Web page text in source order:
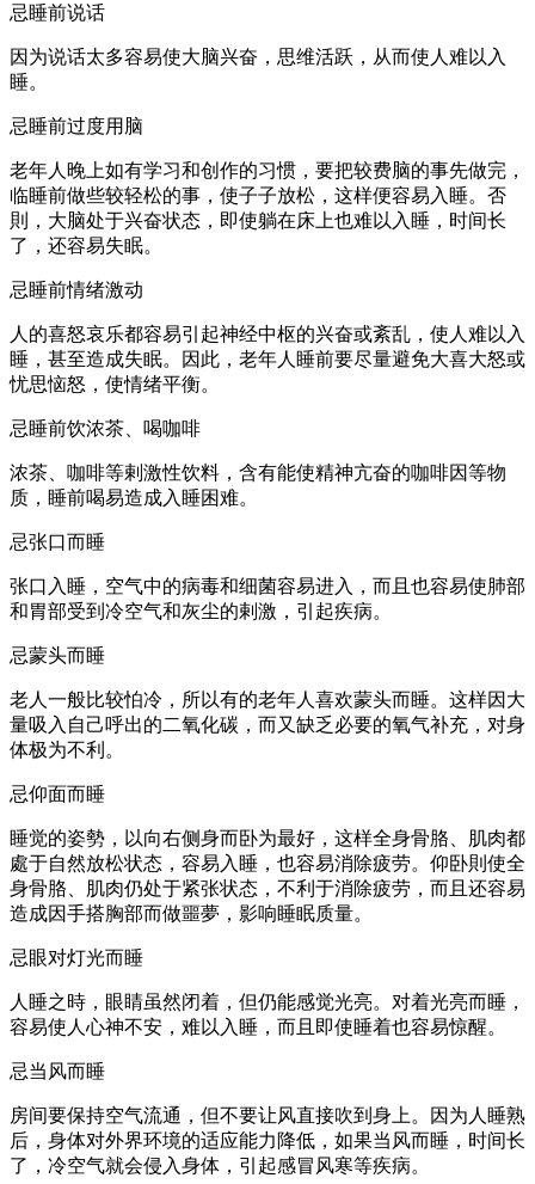
忌睡前说话
因为说话太多容易使大脑兴奋，思维活跃，从而使人难以入
睡。
忌睡前过度用脑
老年人晚上如有学习和创作的习惯，要把较费脑的事先做完，
临睡前做些较轻松的事，使子子放松，这样便容易入睡。否
則，大脑处于兴奋状态，即使躺在床上也难以入睡，时间长
了，还容易失眠。
忌睡前情绪激动
人的喜怒哀乐都容易引起神经中枢的兴奋或紊乱，使人难以入
睡，甚至造成失眠。因此，老年人睡前要尽量避免大喜大怒或
忧思恼怒，使情绪平衡。
忌睡前饮浓茶、喝咖啡
浓茶、咖啡等剌激性饮料，含有能使精神亢奋的咖啡因等物
质，睡前喝易造成入睡困难。
忌张口而睡
张口入睡，空气中的病毒和细菌容易进入，而且也容易使肺部
和胃部受到冷空气和灰尘的剌激，引起疾病。
忌蒙头而睡
老人一般比较怕冷，所以有的老年人喜欢蒙头而睡。这样因大
量吸入自己呼出的二氧化碳，而又缺乏必要的氧气补充，对身
体极为不利。
忌仰面而睡
睡觉的姿勢，以向右侧身而卧为最好，这样全身骨胳、肌肉都
處于自然放松状态，容易入睡，也容易消除疲劳。仰卧則使全
身骨胳、肌肉仍处于紧张状态，不利于消除疲劳，而且还容易
造成因手搭胸部而做噩夢，影响睡眠质量。
忌眼对灯光而睡
人睡之時，眼睛虽然闭着，但仍能感觉光亮。对着光亮而睡，
容易使人心神不安，难以入睡，而且即使睡着也容易惊醒。
忌当风而睡
房间要保持空气流通，但不要让风直接吹到身上。因为人睡熟
后，身体对外界环境的适应能力降低，如果当风而睡，时间长
了，冷空气就会侵入身体，引起感冒风寒等疾病。